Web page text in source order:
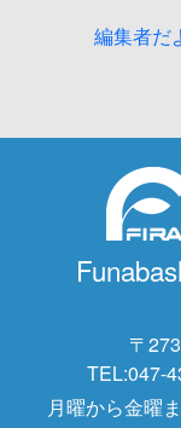
編集者だ
〒
TEL:047-
月曜から金曜